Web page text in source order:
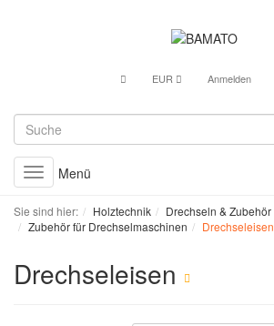
EUR Anmelden
Toggle
navigation
Menü
Sie sind hier: Holztechnik
Drechseln & Zubehör
Zubehör für Drechselmaschinen
Drechseleisen
Drechseleisen